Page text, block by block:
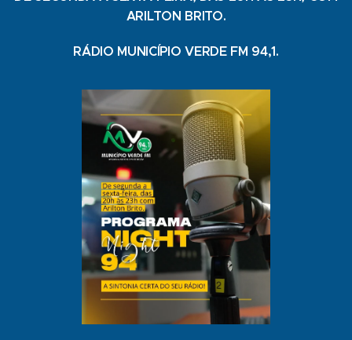
ARILTON BRITO.
RÁDIO MUNICÍPIO VERDE FM 94,1.